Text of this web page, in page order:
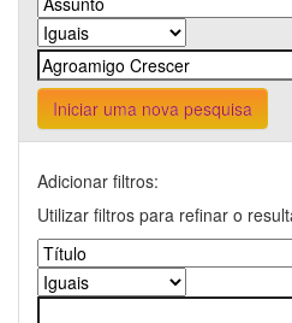
Iniciar uma nova pesquisa
Adicionar filtros:
Utilizar filtros para refinar o